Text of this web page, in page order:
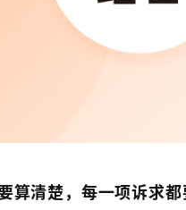
算清楚，每一项诉求